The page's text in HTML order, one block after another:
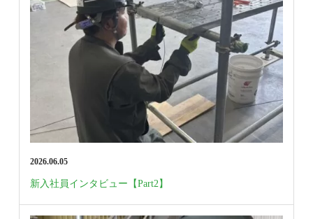
2026.06.05
新入社員インタビュー【Part2】